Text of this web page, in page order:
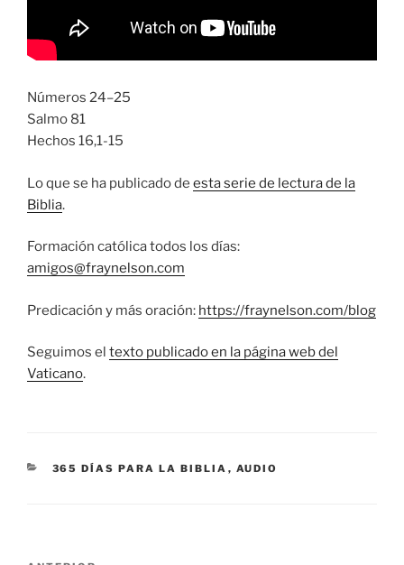
Números 24–25
Salmo 81
Hechos 16,1-15
Lo que se ha publicado de esta serie de lectura de la
Biblia.
Formación católica todos los días:
amigos@fraynelson.com
Predicación y más oración: https://fraynelson.com/blog
Seguimos el texto publicado en la página web del
Vaticano.
CATEGORÍAS
365 DÍAS PARA LA BIBLIA , AUDIO